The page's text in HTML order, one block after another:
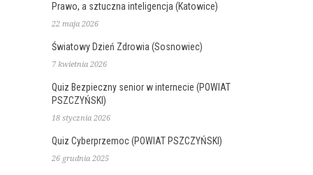
Prawo, a sztuczna inteligencja (Katowice)
22 maja 2026
Światowy Dzień Zdrowia (Sosnowiec)
7 kwietnia 2026
Quiz Bezpieczny senior w internecie (POWIAT
PSZCZYŃSKI)
18 stycznia 2026
Quiz Cyberprzemoc (POWIAT PSZCZYŃSKI)
26 grudnia 2025